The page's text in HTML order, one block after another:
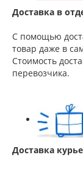
Доставка в
С помощью
товар даже в
Стоимость
перевозчика.
Доставка